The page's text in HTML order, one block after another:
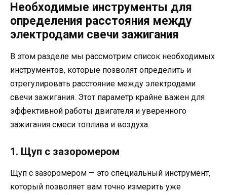
Необходимые инструменты для
определения расстояния между
электродами свечи зажигания
В этом разделе мы рассмотрим список необходимых
инструментов, которые позволят определить и
отрегулировать расстояние между электродами
свечи зажигания. Этот параметр крайне важен для
эффективной работы двигателя и уверенного
зажигания смеси топлива и воздуха.
1. Щуп с зазоромером
Щуп с зазоромером — это специальный инструмент,
который позволяет вам точно измерить уже